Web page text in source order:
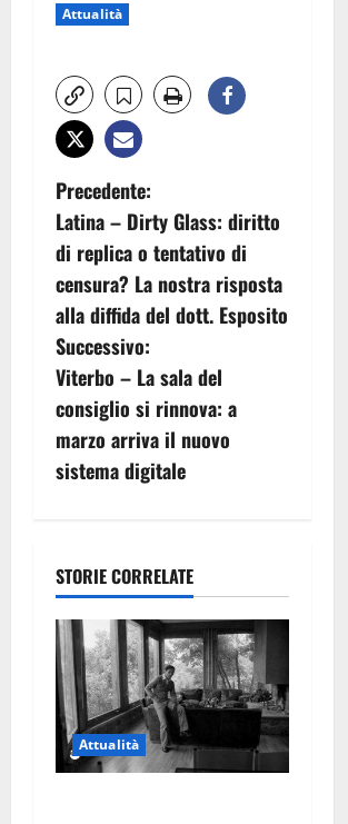
Attualità
N
a
v
i
g
a
z
o
n
e
a
r
Precedente:
Latina – Dirty Glass: diritto
di replica o tentativo di
censura? La nostra risposta
alla diffida del dott. Esposito
Successivo:
Viterbo – La sala del
consiglio si rinnova: a
marzo arriva il nuovo
sistema digitale
STORIE CORRELATE
Attualità